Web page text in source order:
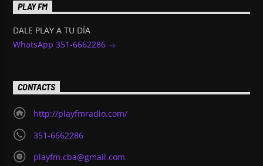
PLAY FM
DALE PLAY A TU DÍA
WhatsApp 351-6662286
CONTACTS
http://playfmradio.com/
351-6662286
playfm.cba@gmail.com